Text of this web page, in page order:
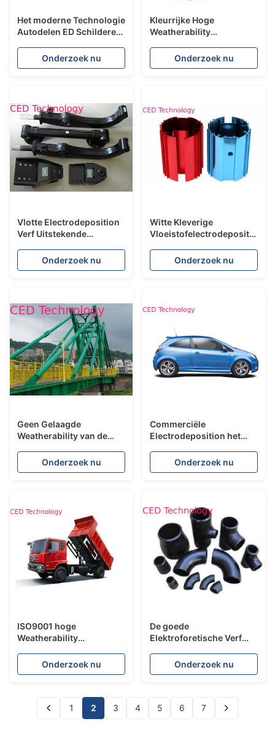
Het moderne Technologie
Autodelen ED Schilderen,
Van kationen
Onderzoek nu
Kleurrijke Hoge
Weatherability
het Vastmaken Prestaties
Onderzoek nu
Vlotte Electrodeposition
Verf Uitstekende
kationen voor Industrie
van het
Onderzoek nu
Witte Kleverige
Vloeistofelectrodeposition
Agglomeratie met een
laag bedekt
Onderzoek nu
Geen Gelaagde
Weatherability van de
Elektroforetische Verf
Automobieldeklagen
Onderzoek nu
Commerciële
Electrodeposition het
die van de Verfauto Hoge
Penetratie met een laag
Onderzoek nu
ISO9001 hoge
Weatherability
voor Bedrijfsvoertuigen
Onderzoek nu
De goede
Elektroforetische Verf
Productieveiligheid voor
Goedgekeurd Gieten
Onderzoek nu
1 2 3 4 5 6 7